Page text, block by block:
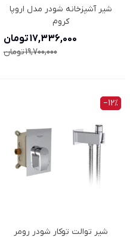
شیر آشپزخانه شودر مدل اروپا
کروم
17,336,000 تومان
19,700,000 تومان
‎−12%
شیر توالت توکار شودر رومر